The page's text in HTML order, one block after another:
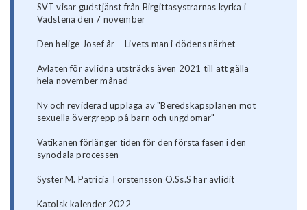
SVT visar gudstjänst från Birgittasystrarnas kyrka i
Vadstena den 7 november
Den helige Josef år - Livets man i dödens närhet
Avlaten för avlidna utsträcks även 2021 till att gälla
hela november månad
Ny och reviderad upplaga av "Beredskapsplanen mot
sexuella övergrepp på barn och ungdomar"
Vatikanen förlänger tiden för den första fasen i den
synodala processen
Syster M. Patricia Torstensson O.Ss.S har avlidit
Katolsk kalender 2022